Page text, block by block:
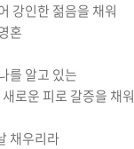
강인한 젊음을 채워
혼
를 알고 있는
로운 피로 갈증을 채워
채우리라